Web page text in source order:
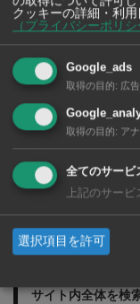
サイト内全体を検
クッキーの詳細・利
（プライバシーポリシ
Google_ads
取得の目的: 広告
取得の目的: ア
全てのサービ
上記のサー
選択項目を許可